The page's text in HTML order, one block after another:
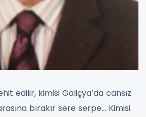
edilir, kimisi Galiçya’da cansız
bırakır sere serpe… Kimisi